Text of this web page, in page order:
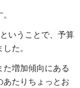
いうことで、予算
た。
増加傾向にある
あたりちょっとお